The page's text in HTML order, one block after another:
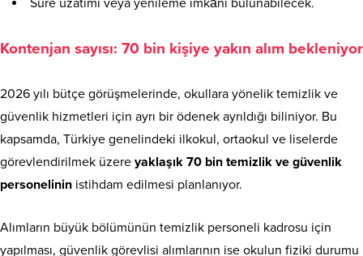
Süre uzatımı veya yenileme imkânı bulunabilecek.
Kontenjan sayısı: 70 bin kişiye yakın alım bekleniyor
2026 yılı bütçe görüşmelerinde, okullara yönelik temizlik ve
güvenlik hizmetleri için ayrı bir ödenek ayrıldığı biliniyor. Bu
kapsamda, Türkiye genelindeki ilkokul, ortaokul ve liselerde
görevlendirilmek üzere yaklaşık 70 bin temizlik ve güvenlik
personelinin istihdam edilmesi planlanıyor.
Alımların büyük bölümünün temizlik personeli kadrosu için
yapılması, güvenlik görevlisi alımlarının ise okulun fiziki durumu